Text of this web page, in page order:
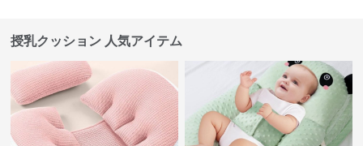
授乳クッション 人気アイテム